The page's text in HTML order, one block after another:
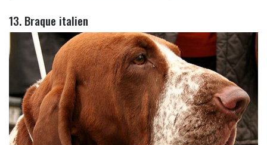
13. Braque italien